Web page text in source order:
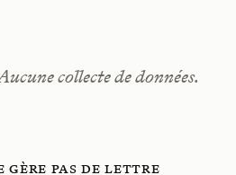
collecte de données.
gère pas de lettre